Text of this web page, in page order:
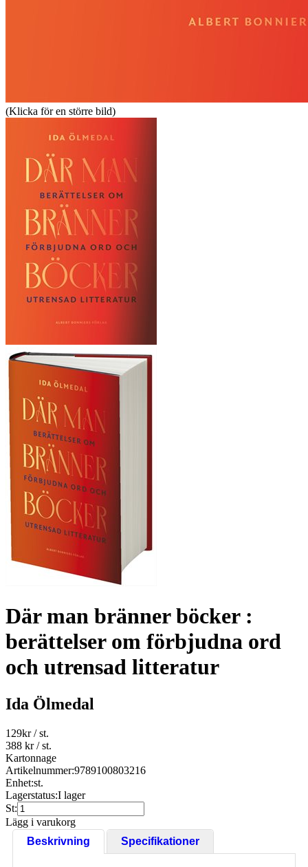
(Klicka för en större bild)
Där man bränner böcker :
berättelser om förbjudna ord
och utrensad litteratur
Ida Ölmedal
129kr/ st.
388 kr/ st.
Kartonnage
Artikelnummer:9789100803216
Enhet:st.
Lagerstatus:I lager
St:
Lägg i varukorg
Beskrivning
Specifikationer